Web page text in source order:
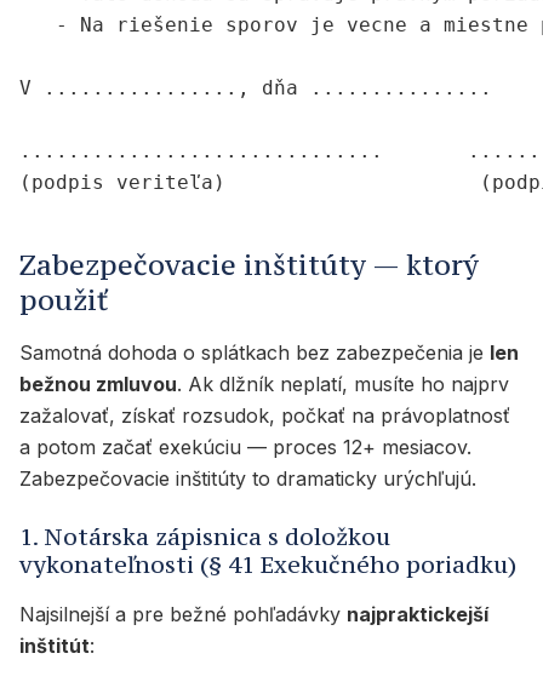
- Na riešenie sporov je vecne a miestne
V ................, dňa ...............
..............................
Zabezpečovacie inštitúty — ktorý
použiť
Samotná dohoda o splátkach bez zabezpečenia je len
bežnou zmluvou. Ak dlžník neplatí, musíte ho najprv
zažalovať, získať rozsudok, počkať na právoplatnosť
a potom začať exekúciu — proces 12+ mesiacov.
Zabezpečovacie inštitúty to dramaticky urýchľujú.
1. Notárska zápisnica s doložkou
vykonateľnosti (§ 41 Exekučného poriadku)
Najsilnejší a pre bežné pohľadávky najpraktickejší
inštitút: